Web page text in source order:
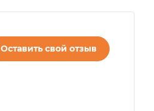
Оставить свой отзыв